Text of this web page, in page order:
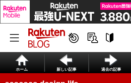
ホーム 新しい記事 過去の記事